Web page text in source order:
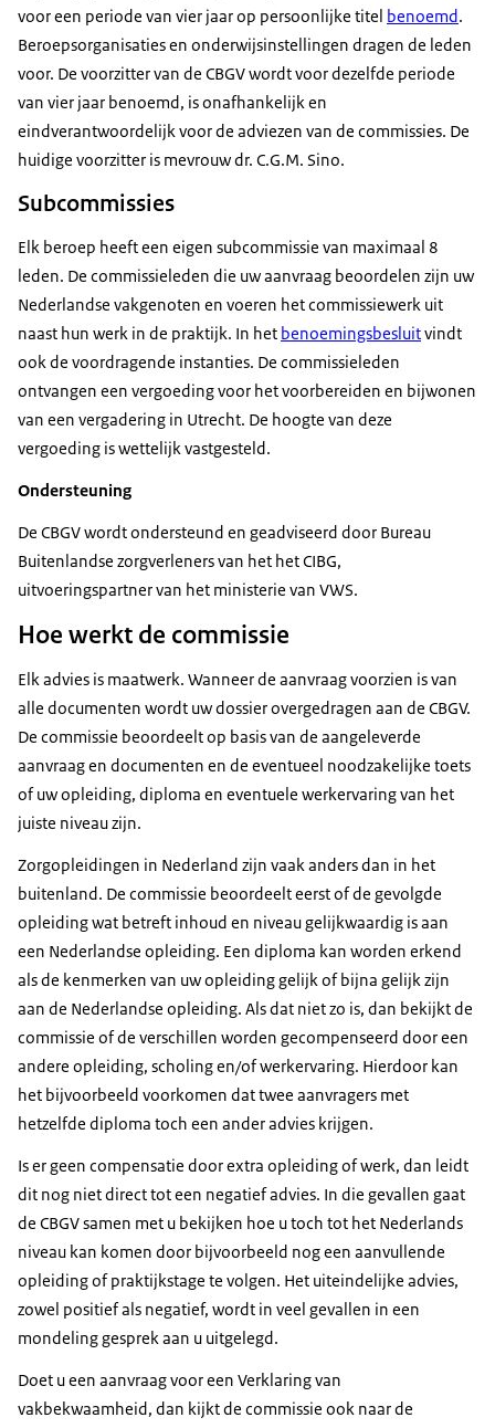
voor een periode van vier jaar op persoonlijke titel benoemd.
Beroepsorganisaties en onderwijsinstellingen dragen de leden
voor. De voorzitter van de CBGV wordt voor dezelfde periode
van vier jaar benoemd, is onafhankelijk en
eindverantwoordelijk voor de adviezen van de commissies. De
huidige voorzitter is mevrouw dr. C.G.M. Sino.
Subcommissies
Elk beroep heeft een eigen subcommissie van maximaal 8
leden. De commissieleden die uw aanvraag beoordelen zijn uw
Nederlandse vakgenoten en voeren het commissiewerk uit
naast hun werk in de praktijk. In het benoemingsbesluitvindt
ook de voordragende instanties. De commissieleden
ontvangen een vergoeding voor het voorbereiden en bijwonen
van een vergadering in Utrecht. De hoogte van deze
vergoeding is wettelijk vastgesteld.
Ondersteuning
De CBGV wordt ondersteund en geadviseerd door Bureau
Buitenlandse zorgverleners van het het CIBG,
uitvoeringspartner van het ministerie van VWS.
Hoe werkt de commissie
Elk advies is maatwerk. Wanneer de aanvraag voorzien is van
alle documenten wordt uw dossier overgedragen aan de CBGV.
De commissie beoordeelt op basis van de aangeleverde
aanvraag en documenten en de eventueel noodzakelijke toets
of uw opleiding, diploma en eventuele werkervaring van het
juiste niveau zijn.
Zorgopleidingen in Nederland zijn vaak anders dan in het
buitenland. De commissie beoordeelt eerst of de gevolgde
opleiding wat betreft inhoud en niveau gelijkwaardig is aan
een Nederlandse opleiding. Een diploma kan worden erkend
als de kenmerken van uw opleiding gelijk of bijna gelijk zijn
aan de Nederlandse opleiding. Als dat niet zo is, dan bekijkt de
commissie of de verschillen worden gecompenseerd door een
andere opleiding, scholing en/of werkervaring. Hierdoor kan
het bijvoorbeeld voorkomen dat twee aanvragers met
hetzelfde diploma toch een ander advies krijgen.
Is er geen compensatie door extra opleiding of werk, dan leidt
dit nog niet direct tot een negatief advies. In die gevallen gaat
de CBGV samen met u bekijken hoe u toch tot het Nederlands
niveau kan komen door bijvoorbeeld nog een aanvullende
opleiding of praktijkstage te volgen. Het uiteindelijke advies,
zowel positief als negatief, wordt in veel gevallen in een
mondeling gesprek aan u uitgelegd.
Doet u een aanvraag voor een Verklaring van
vakbekwaamheid, dan kijkt de commissie ook naar de